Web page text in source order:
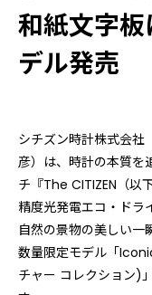
和紙文字
デル発売
シチズン時計株式会
彦）は、時計の本質を
チ『The CITIZEN（以
精度光発電エコ・ドラ
自然の景物の美しい一
数量限定モデル「
チャー コレクション)